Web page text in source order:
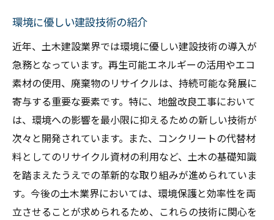
環境に優しい建設技術の紹介
近年、土木建設業界では環境に優しい建設技術の導入が
急務となっています。再生可能エネルギーの活用やエコ
素材の使用、廃棄物のリサイクルは、持続可能な発展に
寄与する重要な要素です。特に、地盤改良工事において
は、環境への影響を最小限に抑えるための新しい技術が
次々と開発されています。また、コンクリートの代替材
料としてのリサイクル資材の利用など、土木の基礎知識
を踏まえたうえでの革新的な取り組みが進められていま
す。今後の土木業界においては、環境保護と効率性を両
立させることが求められるため、これらの技術に関心を